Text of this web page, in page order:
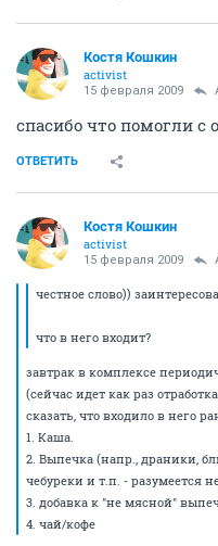
Костя Кошкин
activist
15 февраля 2009
спасибо что помогли с
ОТВЕТИТЬ
Костя Кошкин
activist
15 февраля 2009
честное слово))
что в него входит?
завтрак в комплексе
(сейчас идет как раз
сказать, что входило в него
1. Каша.
2. Выпечка (напр., драники,
чебуреки и т.п. - разумеется
3. добавка к "не мясной"
4. чай/кофе